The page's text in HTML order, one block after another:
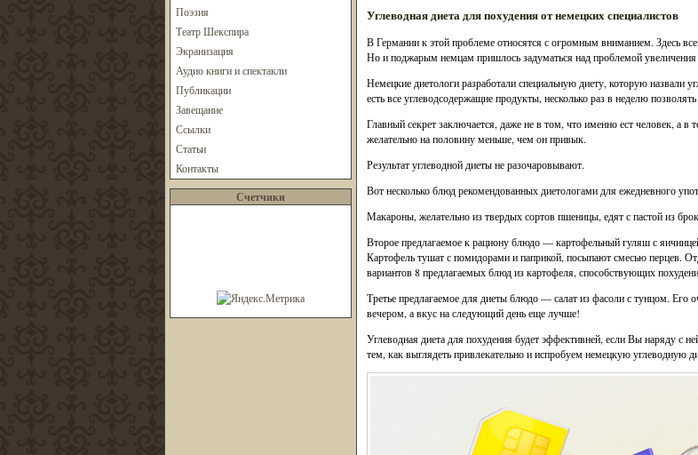
Поэзия
Театр Шекспира
Экранизация
Аудио книги и спектакли
Публикации
Завещание
Ссылки
Статьи
Контакты
Счетчики
Углеводная диета для похудения от немецких специалистов
В Германии к этой проблеме относятся с огромным вниманием. Здесь
Но и поджарым немцам пришлось задуматься над проблемой увеличения
Немецкие диетологи разработали специальную диету, которую назвали
есть все углеводсодержащие продукты, несколько раз в неделю
Главный секрет заключается, даже не в том, что именно ест человек, а
желательно на половину меньше, чем он привык.
Результат углеводной диеты не разочаровывают.
Вот несколько блюд рекомендованных диетологами для ежедневного
Макароны, желательно из твердых сортов пшеницы, едят с пастой из
Второе предлагаемое к рациону блюдо — картофельный гуляш с
Картофель тушат с помидорами и паприкой, посыпают смесью перцев.
вариантов 8 предлагаемых блюд из картофеля, способствующих
Третье предлагаемое для диеты блюдо — салат из фасоли с тунцом. Его
вечером, а вкус на следующий день еще лучше!
Углеводная диета для похудения будет эффективней, если Вы наряду с
тем, как выглядеть привлекательно и испробуем немецкую углеводную